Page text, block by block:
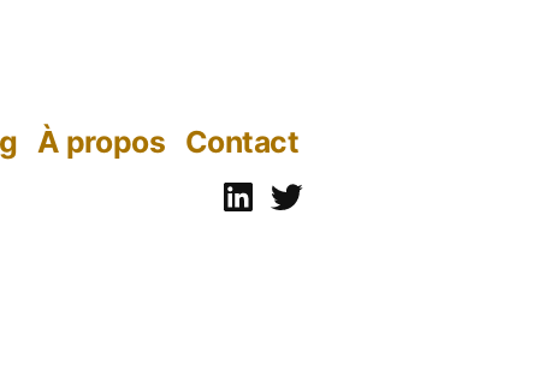
À propos Contact
Linkedin